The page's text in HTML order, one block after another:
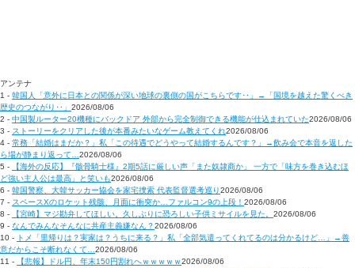
アンテナ
1 - 韓国人「意外に日本との関係が深い地球の裏側の国がこちらです‥」→「国境を越えた驚くべき
歴史のつながり‥」 2026/08/06
2 - 中国製ルーター20機種にバックドア 外部から完全制御できる機能が仕込まれていた2026/08/06
3 - ストーリーをクリアした後が本番みたいなゲーム教えてくれ2026/08/06
4 - 常務「結婚はまだか？」私「この待遇でどうやって結婚するんです？」→飲み会で本音を返した
ら場が静まり返って…2026/08/06
5 -
【海外の反応】『骸骨騎士様』2期5話に厳しい声「また奴隷商か」 一方で「味方を巻き込むほ
ど強い主人公は最高」と笑いも2026/08/06
6 - 韓国警察、大韓サッカー協会を家宅捜索 代表監督選考巡り2026/08/06
7 - スペースXのロケット残骸、月面に衝突か…ファルコン9の上段！ 2026/08/06
8 -
【宮崎】マジ勘弁してほしい。久しぶりに恐ろしい子供ミサイルを見た。 2026/08/06
9 - なんでみんなそんなに共産主義嫌なん？2026/08/06
10 - トメ「里帰りは？実家は？うちに来る？」私「全部気遣ってくれてるのは分かるけど…」→善
意だからこそ断れなくて…2026/08/06
11 -
【悲報】ドル円、年末150円割れへｗｗｗｗｗ2026/08/06